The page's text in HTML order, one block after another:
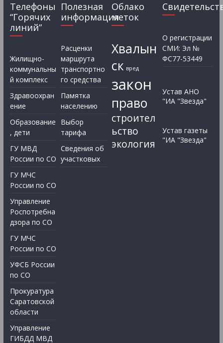
Телефоны
“Горячих
линий”
Жилищно-
коммунальны
й комплекс
Здравоохран
ение
Образование
, дети
ГУ МВД
России по СО
ГУ МЧС
России по СО
Управление
Роспотребна
дзора по СО
ГУ МЧС
России по СО
УФСБ России
по СО
Прокуратура
Саратовской
области
Управление
ГИБДД МВД
Полезная
информация
Расценки
маршрута
транспортно
го средства
Памятка
населению
Выбор
тарифа
Сведения об
участковых
Облако
меток
Хвалын
ск вред
закон
право
строител
ьство
экология
О регистрации
СМИ: Эл №
ФС77-53449
Устав АНО
"ИА "Звезда"
Устав газеты
"ИА "Звезда"